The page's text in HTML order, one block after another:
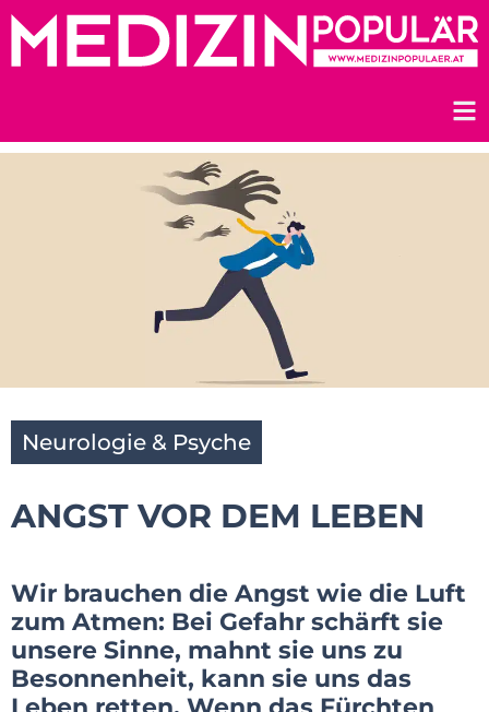
Zum
Inhalt
Neurologie & Psyche
ANGST VOR DEM LEBEN
Wir brauchen die Angst wie die Luft
zum Atmen: Bei Gefahr schärft sie
unsere Sinne, mahnt sie uns zu
Besonnenheit, kann sie uns das